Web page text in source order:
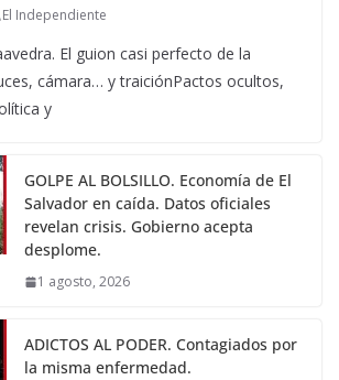
El Independiente
El guion casi perfecto de la
cámara… y traiciónPactos ocultos,
y
GOLPE AL BOLSILLO. Economía de El
Salvador en caída. Datos oficiales
revelan crisis. Gobierno acepta
desplome.
1 agosto, 2026
ADICTOS AL PODER. Contagiados por
la misma enfermedad.